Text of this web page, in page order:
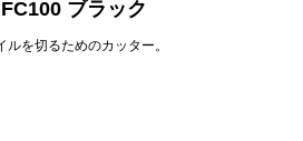
ブラック
を切るためのカッター。